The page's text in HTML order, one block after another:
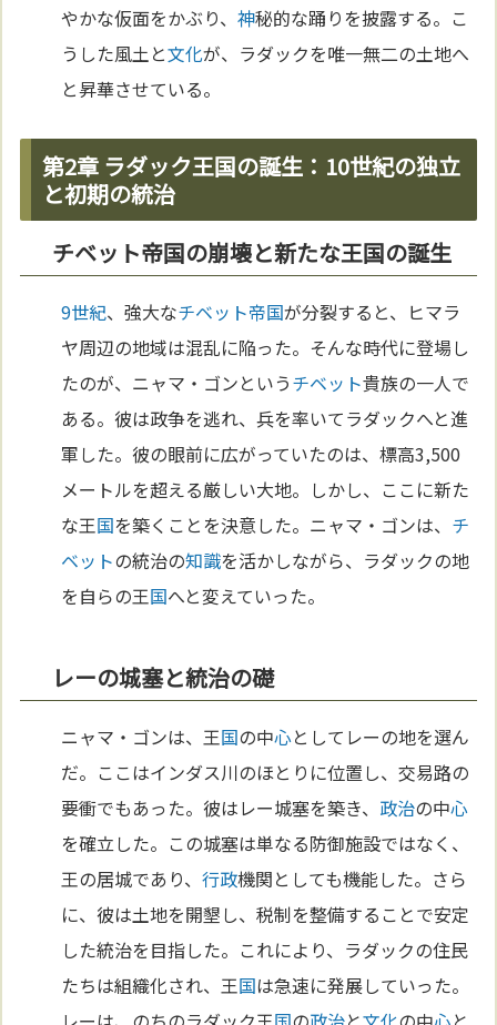
やかな仮面をかぶり、神秘的な踊りを披露する。こ
うした風土と文化が、ラダックを唯一無二の土地へ
と昇華させている。
第2章 ラダック王国の誕生：10世紀の独立
と初期の統治
チベット帝国の崩壊と新たな王国の誕生
9世紀、強大なチベット帝国が分裂すると、ヒマラ
ヤ周辺の地域は混乱に陥った。そんな時代に登場し
たのが、ニャマ・ゴンというチベット貴族の一人で
ある。彼は政争を逃れ、兵を率いてラダックへと進
軍した。彼の眼前に広がっていたのは、標高3,500
メートルを超える厳しい大地。しかし、ここに新た
な王国を築くことを決意した。ニャマ・ゴンは、 チ
ベットの統治の知識を活かしながら、ラダックの地
を自らの王国へと変えていった。
レーの城塞と統治の礎
ニャマ・ゴンは、王国の中心としてレーの地を選ん
だ。ここはインダス川のほとりに位置し、交易路の
要衝でもあった。彼はレー城塞を築き、 政治の中心
を確立した。この城塞は単なる防御施設ではなく、
王の居城であり、行政機関としても機能した。さら
に、彼は土地を開墾し、税制を整備することで安定
した統治を目指した。これにより、ラダックの住民
たちは組織化され、王国は急速に発展していった。